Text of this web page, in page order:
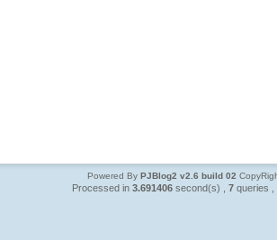
Powered By PJBlog2 v2.6 build 02
Processed in 3.691406second(s) , 7queries ,